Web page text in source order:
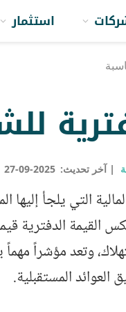
استثمار
آخر تحديث: 2025-09-27
التي يلجأ إليها
القيمة الدفترية
وتعد مؤشراً
المستقبلية.